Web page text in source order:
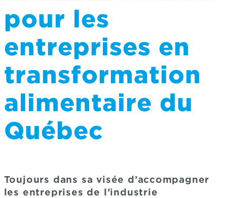
pour les
entreprises en
transformation
alimentaire du
Québec
Toujours dans sa visée d’accompagner
les entreprises de l’industrie